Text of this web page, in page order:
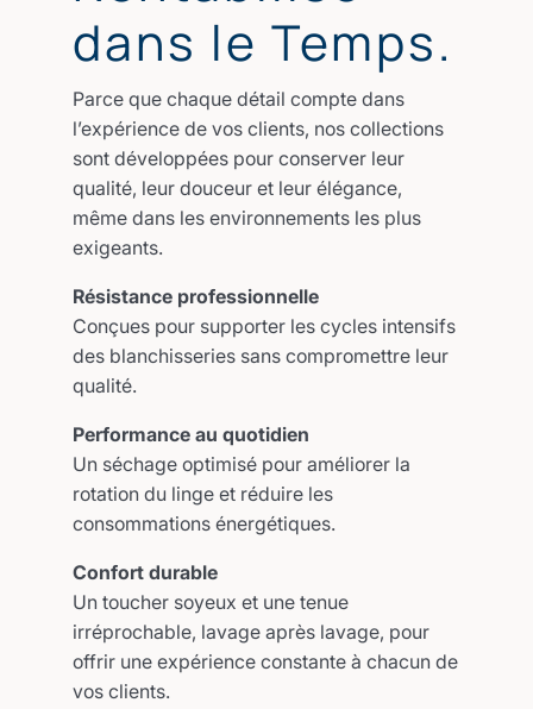
dans le Temps.
Parce que chaque détail compte dans
l’expérience de vos clients, nos collections
sont développées pour conserver leur
qualité, leur douceur et leur élégance,
même dans les environnements les plus
exigeants.
Résistance professionnelle
Conçues pour supporter les cycles intensifs
des blanchisseries sans compromettre leur
qualité.
Performance au quotidien
Un séchage optimisé pour améliorer la
rotation du linge et réduire les
consommations énergétiques.
Confort durable
Un toucher soyeux et une tenue
irréprochable, lavage après lavage, pour
offrir une expérience constante à chacun de
vos clients.